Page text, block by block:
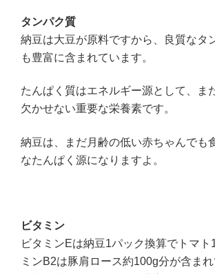
タンパク質
納豆は大豆が原料ですから、良質なタ
も豊富に含まれています。
たんぱく質はエネルギー源として、ま
欠かせない重要な栄養素です。
納豆は、まだ月齢の低い赤ちゃんでも
なたんぱく源になりますよ。
ビタミン
ビタミンEは納豆1パック換算でトマト
ミンB2は豚肩ロース約100g分が含まれ